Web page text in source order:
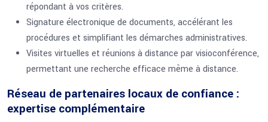
répondant à vos critères.
Signature électronique de documents, accélérant les
procédures et simplifiant les démarches administratives.
Visites virtuelles et réunions à distance par visioconférence,
permettant une recherche efficace même à distance.
Réseau de partenaires locaux de confiance :
expertise complémentaire